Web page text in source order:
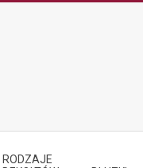
RODZAJE